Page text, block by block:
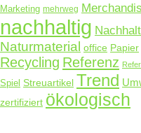
Marketing mehrweg
nachhaltig
Naturmaterial office Papier
Recycling Referenz
Spiel Streuartikel Trend
zertifiziert ökologisch